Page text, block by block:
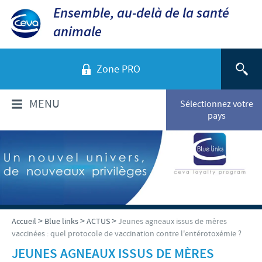
Ensemble, au-delà de la santé
animale
Zone PRO
Sélectionnez votre
pays
MENU
QUI SOMMES-NOUS?
Aperçu de la société
Ceva Santé Animale Tunisie
Production
PRODUITS
Volailles
Ovins - Caprins
ACTUALITÉS ET MÉDIA
Ceva News
RESPONSABILITÉS
Accueil > Blue links>ACTUS>Jeunes agneaux issus de mères
vaccinées : quel protocole de vaccination contre l'entérotoxémie ?
JEUNES AGNEAUX ISSUS DE MÈRES